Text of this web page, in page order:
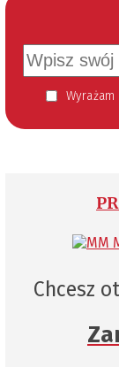
Wyrażam zgodę na otrzymywanie informacji handlowej kierowanej do mnie za pomocą
Chcesz